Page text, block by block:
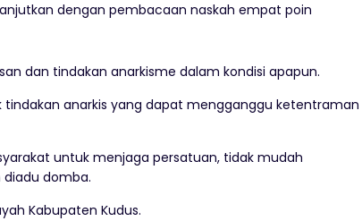
dengan pembacaan naskah empat poin
dan tindakan anarkisme dalam kondisi apapun.
tindakan anarkis yang dapat mengganggu ketentraman
untuk menjaga persatuan, tidak mudah
domba.
Kabupaten Kudus.